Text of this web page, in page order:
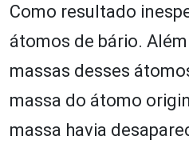
Como resultado
átomos de bário.
massas desses
massa do átomo
massa havia